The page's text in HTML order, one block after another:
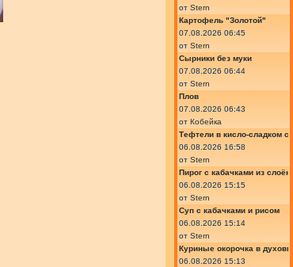
от Stern
Картофель "Золотой"
07.08.2026 06:45
от Stern
Сырники без муки
07.08.2026 06:44
от Stern
Плов
07.08.2026 06:43
от Кобейка
Тефтели в кисло-сладком
06.08.2026 16:58
от Stern
Пирог с кабачками из
06.08.2026 15:15
от Stern
Суп с кабачками и рисом
06.08.2026 15:14
от Stern
Куриные окорочка в
06.08.2026 15:13